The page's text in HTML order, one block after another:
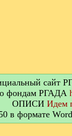
сайт
фондам РГАДА
ОПИСИ Идем
в формате Word